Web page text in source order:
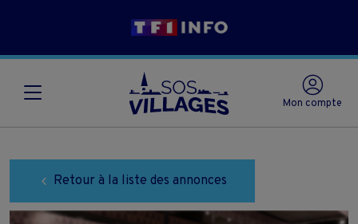
Mon compte
Retour à la liste des annonces